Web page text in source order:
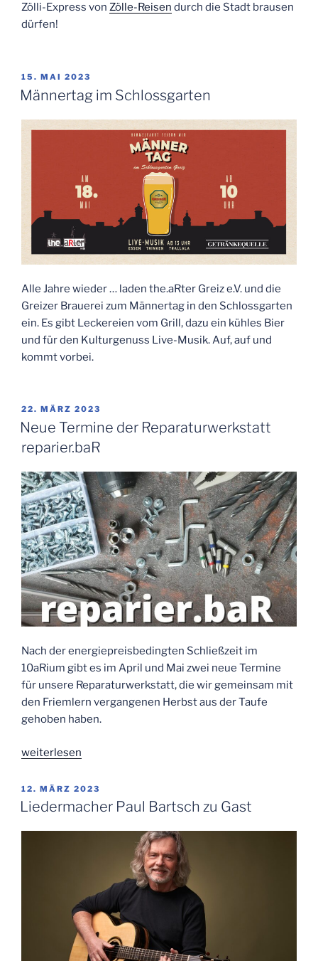
Zölli-Express von Zölle-Reisen durch die Stadt brausen
dürfen!
VERÖFFENTLICHT
AM
15. MAI 2023
Männertag im Schlossgarten
Alle Jahre wieder … laden the.aRter Greiz e.V. und die
Greizer Brauerei zum Männertag in den Schlossgarten
ein. Es gibt Leckereien vom Grill, dazu ein kühles Bier
und für den Kulturgenuss Live-Musik. Auf, auf und
kommt vorbei.
VERÖFFENTLICHT
AM
22. MÄRZ 2023
Neue Termine der Reparaturwerkstatt
reparier.baR
Nach der energiepreisbedingten Schließzeit im
10aRium gibt es im April und Mai zwei neue Termine
für unsere Reparaturwerkstatt, die wir gemeinsam mit
den Friemlern vergangenen Herbst aus der Taufe
gehoben haben.
„Neue
der
Reparaturwerkstatt
weiterlesen
VERÖFFENTLICHT
AM
12. MÄRZ 2023
Liedermacher Paul Bartsch zu Gast